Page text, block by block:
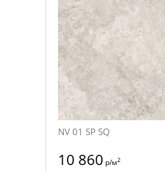
NV 01 SP SQ
10 860 р/м2